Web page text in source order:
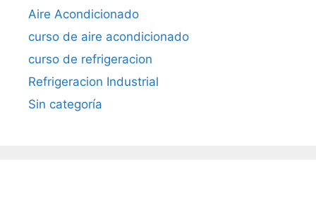
Aire Acondicionado
curso de aire acondicionado
curso de refrigeracion
Refrigeracion Industrial
Sin categoría